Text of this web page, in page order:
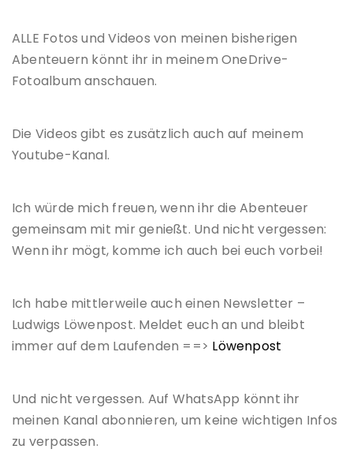
ALLE Fotos und Videos von meinen bisherigen
Abenteuern könnt ihr in meinem OneDrive-
Fotoalbum anschauen.
Die Videos gibt es zusätzlich auch auf meinem
Youtube-Kanal.
Ich würde mich freuen, wenn ihr die Abenteuer
gemeinsam mit mir genießt. Und nicht vergessen:
Wenn ihr mögt, komme ich auch bei euch vorbei!
Ich habe mittlerweile auch einen Newsletter –
Ludwigs Löwenpost. Meldet euch an und bleibt
immer auf dem Laufenden ==> Löwenpost
Und nicht vergessen. Auf WhatsApp könnt ihr
meinen Kanal abonnieren, um keine wichtigen Infos
zu verpassen.